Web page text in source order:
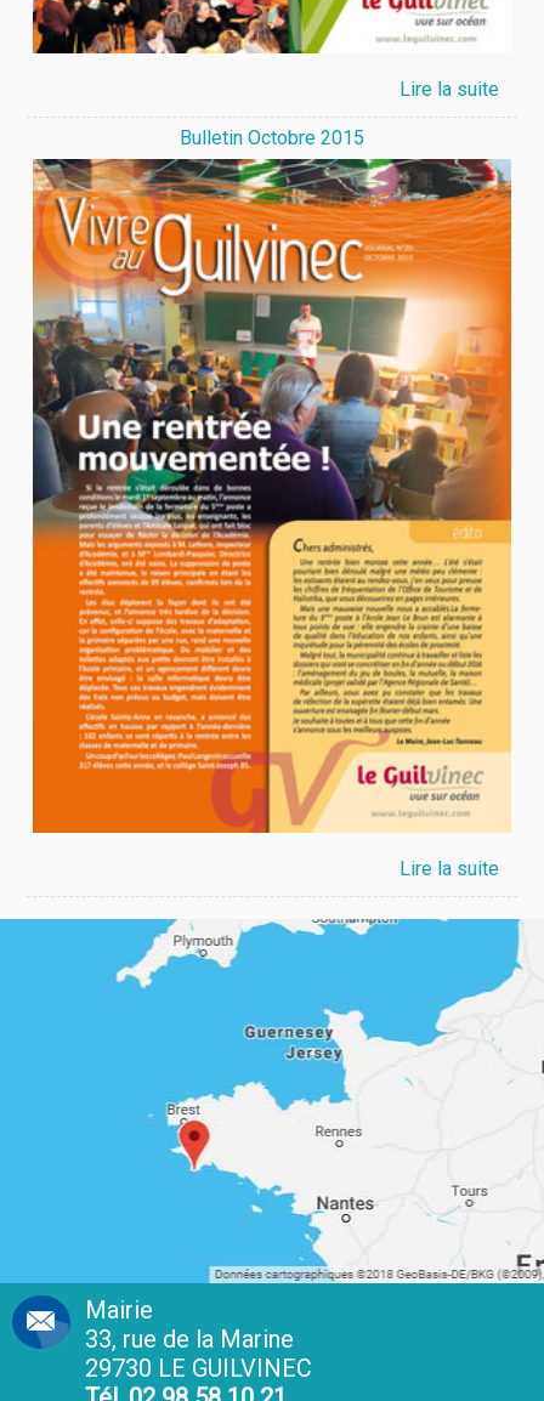
Bulletin Octobre 2015
Mairie
33, rue de la Marine
29730 LE GUILVINEC